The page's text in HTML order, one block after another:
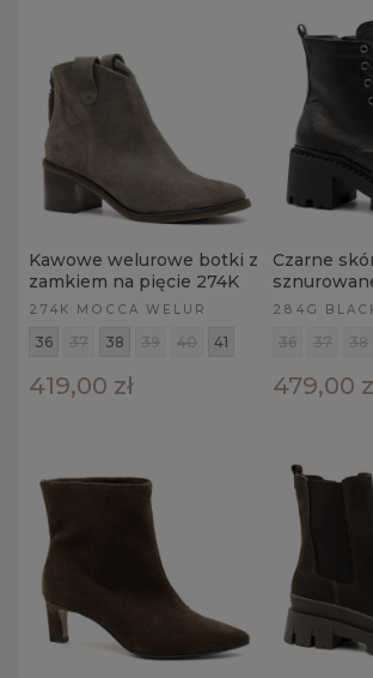
Kawowe welurowe botki z
zamkiem na pięcie 274K
274K MOCCA WELUR
36 37 38 39 40 41
419,00 zł
Czarne
284G
36 37 38
479,00